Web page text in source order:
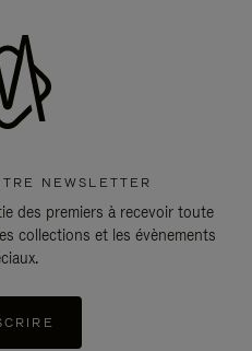
NEWSLETTER
des premiers à recevoir toute
collections et les évènements